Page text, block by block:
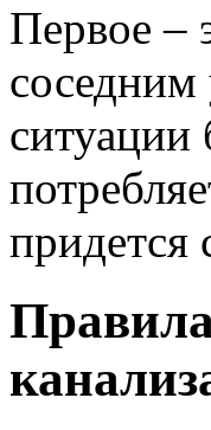
Первое –
соседним
ситуации
придется